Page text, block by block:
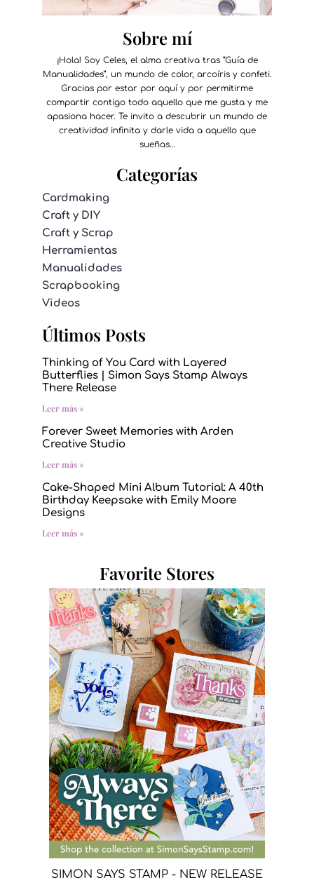
Sobre mí
¡Hola! Soy Celes, el alma creativa tras “Guía de
Manualidades”, un mundo de color, arcoíris y confeti.
Gracias por estar por aquí y por permitirme
compartir contigo todo aquello que me gusta y me
apasiona hacer. Te invito a descubrir un mundo de
creatividad infinita y darle vida a aquello que
sueñas…
Categorías
Cardmaking
Craft y DIY
Craft y Scrap
Herramientas
Manualidades
Scrapbooking
Videos
Últimos Posts
Thinking of You Card with Layered
Butterflies | Simon Says Stamp Always
There Release
Leer más »
Forever Sweet Memories with Arden
Creative Studio
Leer más »
Cake-Shaped Mini Album Tutorial: A 40th
Birthday Keepsake with Emily Moore
Designs
Leer más »
Favorite Stores
SIMON SAYS STAMP - NEW RELEASE